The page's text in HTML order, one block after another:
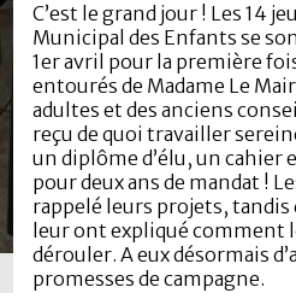
C’est le grand jour ! Les 14
Municipal des Enfants se
1er avril pour la première
entourés de Madame Le
adultes et des anciens
reçu de quoi travailler
un diplôme d’élu, un cahier
pour deux ans de mandat !
rappelé leurs projets, tandis
leur ont expliqué comment
dérouler. A eux désormais
promesses de campagne.